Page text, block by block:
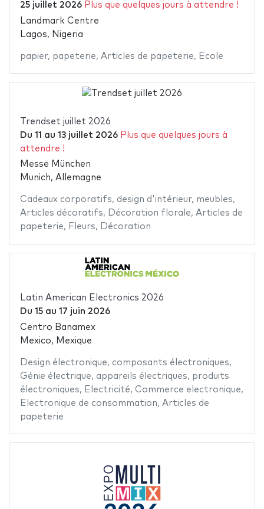
25 juillet 2026 Plus que quelques jours à attendre !
Landmark Centre
Lagos, Nigeria
papier, papeterie, Articles de papeterie, Ecole
Trendset juillet 2026
Du 11 au 13 juillet 2026 Plus que quelques jours à
attendre !
Messe München
Munich, Allemagne
Cadeaux corporatifs, design d'intérieur, meubles,
Articles décoratifs, Décoration florale, Articles de
papeterie, Fleurs, Décoration
Latin American Electronics 2026
Du 15au 17 juin 2026
Centro Banamex
Mexico, Mexique
Design électronique, composants électroniques,
Génie électrique, appareils électriques, produits
électroniques, Electricité, Commerce electronique,
Electronique de consommation, Articles de
papeterie